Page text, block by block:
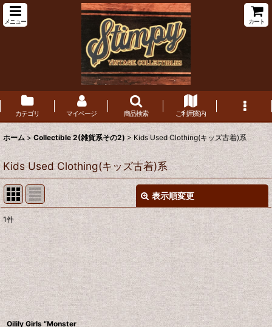
メニュー カート
カテゴリ マイページ 商品検索 ご利用案内
ホーム > Collectible 2(雑貨系その2) > Kids Used Clothing(キッズ古着)系
Kids Used Clothing(キッズ古着)系
表示順変更
表示数:
在庫あり
並び順 :
絞り込む
1件
Oilily Girls “Monster